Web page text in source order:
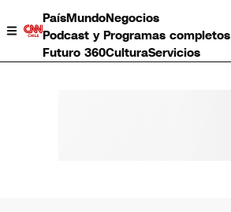
PaísMundoNegocios
Podcast y Programas completos
Futuro 360CulturaServicios